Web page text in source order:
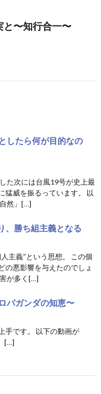
〜知行合一〜
したら何が目的なの
た次には台風19号が史上最
猛威を振るっています。 以
然」[…]
、勝ち組主義となる
主義”という思想。 この個
の悪影響を与えたのでしょ
が多く[…]
パガンダの知恵〜
手です。 以下の動画が
[…]